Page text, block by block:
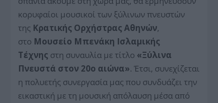
κορυφαίοι μουσικοί των ξύλινων πνευστών
της Κρατικής Ορχήστρας Αθηνών,
στο Μουσείο Μπενάκη Ισλαμικής
Τέχνης στη συναυλία με τίτλο «Ξύλινα
Πνευστά στον 20ο αιώνα». Έτσι, συνεχίζεται
η πολυετής συνεργασία μας που συνδυάζει την
εικαστική με τη μουσική απόλαυση μέσα από